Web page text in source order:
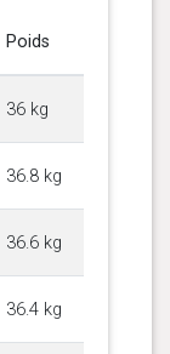
Poids
36 kg
36.8 kg
36.6 kg
36.4 kg